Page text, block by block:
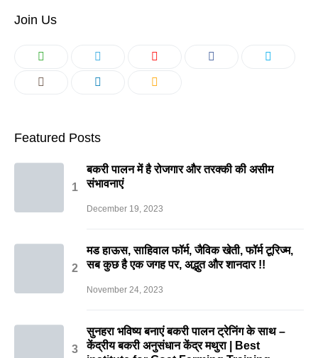
Join Us
Featured Posts
बकरी पालन में है रोजगार और तरक्की की असीम
संभावनाएं
December 19, 2023
मड हाऊस, साहिवाल फॉर्म, जैविक खेती, फॉर्म टूरिज्म,
सब कुछ है एक जगह पर, अद्भुत और शानदार !!
November 24, 2023
सुनहरा भविष्य बनाएं बकरी पालन ट्रेनिंग के साथ –
केंद्रीय बकरी अनुसंधान केंद्र मथुरा | Best